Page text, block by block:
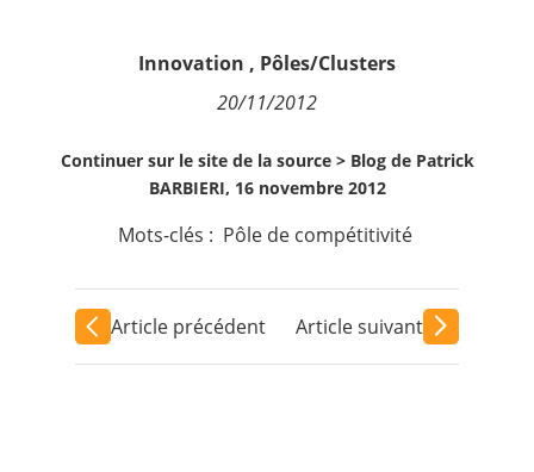
Innovation , Pôles/Clusters
20/11/2012
Continuer sur le site de la source > Blog de Patrick
BARBIERI, 16 novembre 2012
Mots-clés : Pôle de compétitivité
Article précédent Article suivant